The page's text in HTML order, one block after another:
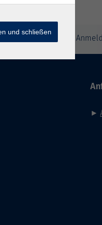
zur
►
und schließen